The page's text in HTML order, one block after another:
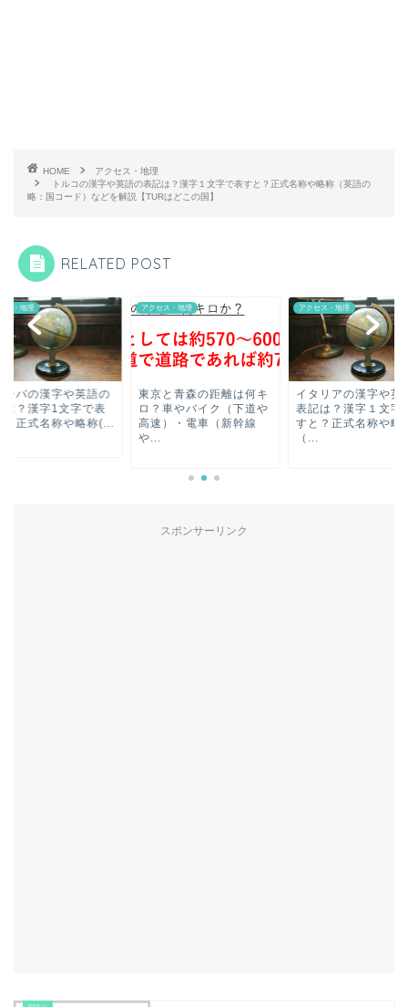
HOME
アクセス・地理
トルコの漢字や英語の表記は？漢字１文字で表すと？正式名称や略称（英語の
略：国コード）などを解説【TURはどこの国】
RELATED POST
ス・地理
と青森の距離は何キ
車やバイク（下道や
）・電車（新幹線
アクセス・地理
イタリアの漢字や英語の
表記は？漢字１文字で表
すと？正式名称や略称
（...
アクセス・地理
キューバの漢字や英
表記は？漢字1文字
すと？正式名称や略
スポンサーリンク